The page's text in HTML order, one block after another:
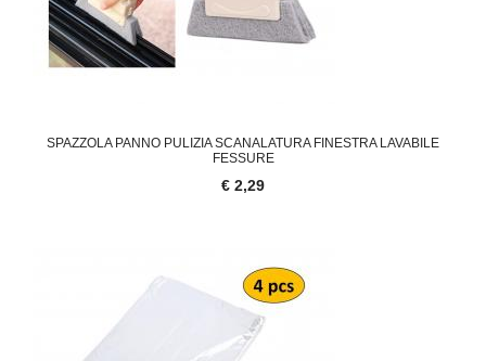
SPAZZOLA PANNO PULIZIA SCANALATURA FINESTRA LAVABILE
FESSURE
€ 2,29